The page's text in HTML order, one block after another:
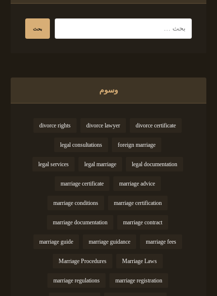
وسوم
divorce certificate
divorce lawyer
divorce rights
foreign marriage
legal consultations
legal documentation
legal marriage
legal services
marriage advice
marriage certificate
marriage certification
marriage conditions
marriage contract
marriage documentation
marriage fees
marriage guidance
marriage guide
Marriage Laws
Marriage Procedures
marriage registration
marriage regulations